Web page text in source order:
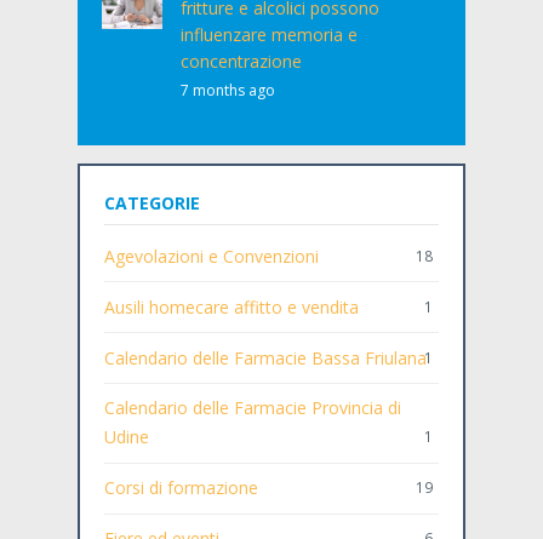
fritture e alcolici possono
influenzare memoria e
concentrazione
7 months ago
CATEGORIE
Agevolazioni e Convenzioni 18
Ausili homecare affitto e vendita 1
Calendario delle Farmacie Bassa Friulana1
Calendario delle Farmacie Provincia di
Udine
1
Corsi di formazione 19